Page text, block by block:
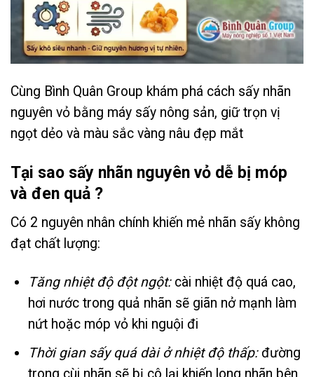
Cùng Bình Quân Group khám phá cách sấy nhãn
nguyên vỏ bằng máy sấy nông sản, giữ trọn vị
ngọt dẻo và màu sắc vàng nâu đẹp mắt
Tại sao sấy nhãn nguyên vỏ dễ bị móp
và đen quả ?
Có 2 nguyên nhân chính khiến mẻ nhãn sấy không
đạt chất lượng:
Tăng nhiệt độ đột ngột:cài nhiệt độ quá cao,
hơi nước trong quả nhãn sẽ giãn nở mạnh làm
nứt hoặc móp vỏ khi nguội đi
Thời gian sấy quá dài ở nhiệt độ thấp:đường